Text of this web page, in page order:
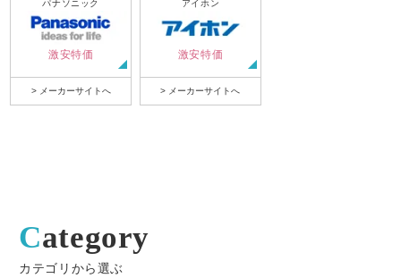
パナソニック
激安特価
> メーカーサイトへ
アイホン
激安特価
> メーカーサイトへ
Category
カテゴリから選ぶ